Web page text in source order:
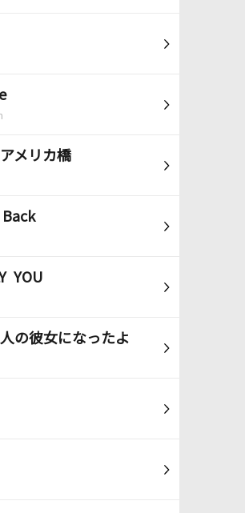
メリカ橋
YOU
の彼女になったよ